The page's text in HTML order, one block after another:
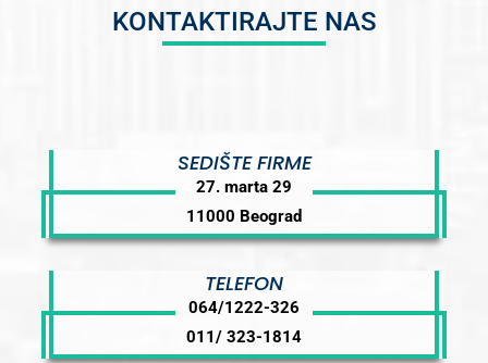
KONTAKTIRAJTE NAS
SEDIŠTE FIRME
27. marta 29
11000 Beograd
TELEFON
064/1222-326
011/ 323-1814